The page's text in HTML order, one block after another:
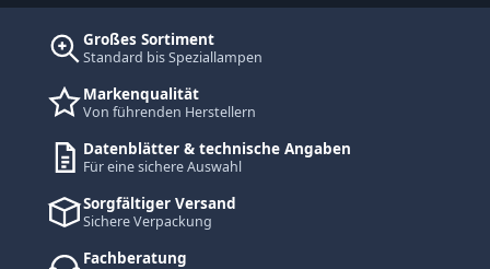
Großes Sortiment
Standard bis Speziallampen
Markenqualität
Von führenden Herstellern
Datenblätter & technische Angaben
Für eine sichere Auswahl
Sorgfältiger Versand
Sichere Verpackung
Fachberatung